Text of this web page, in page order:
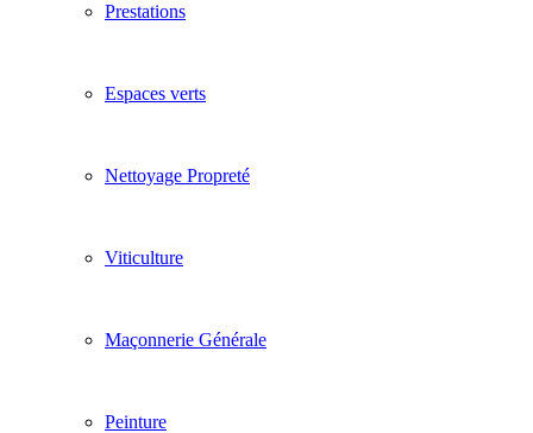
Prestations
Espaces verts
Nettoyage Propreté
Viticulture
Maçonnerie Générale
Peinture